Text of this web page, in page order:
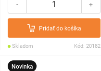
- +
Pridať do košíka
Skladom Kód: 20182
Novinka